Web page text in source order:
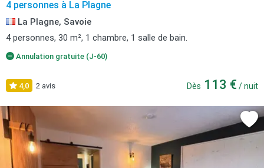
4 personnes à La Plagne
La Plagne, Savoie
4 personnes, 30 m², 1 chambre, 1 salle de bain.
Annulation gratuite (J-60)
4,0 2 avis Dès 113 € / nuit